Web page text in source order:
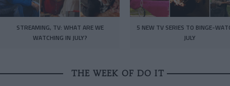
STREAMING, TV: WHAT ARE WE
WATCHING IN JULY?
5 NEW TV SERIES TO BINGE-
JULY
THE WEEK OF DO IT